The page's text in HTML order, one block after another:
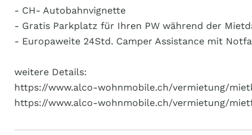
- CH- Autobahnvignette
- Gratis Parkplatz für Ihren PW während der
- Europaweite 24Std. Camper Assistance mit
weitere Details:
https://www.alco-wohnmobile.ch/vermietung/
https://www.alco-wohnmobile.ch/vermietung/